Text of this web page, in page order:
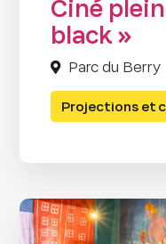
Ciné
black »
Parc du Berry
Projections et